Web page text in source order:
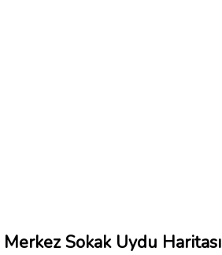
Merkez Sokak Uydu Haritası